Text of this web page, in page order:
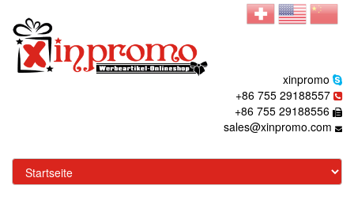
xinpromo
+86 755 29188557
+86 755 29188556
sales@xinpromo.com